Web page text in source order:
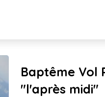
Baptême Vol
"l'après midi"